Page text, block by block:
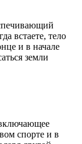
встаете, тело
и в начале
земли
спорте и в